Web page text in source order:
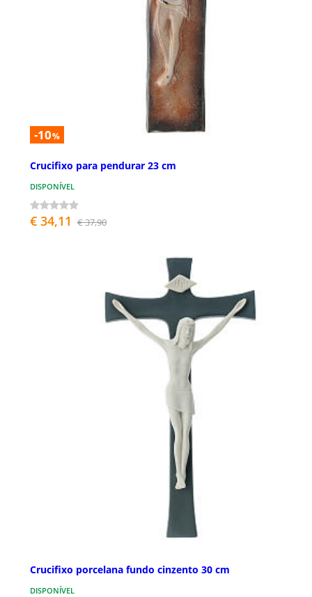
-10%
Crucifixo para pendurar 23 cm
DISPONÍVEL
€ 34,11 € 37,90
Crucifixo porcelana fundo cinzento 30 cm
DISPONÍVEL